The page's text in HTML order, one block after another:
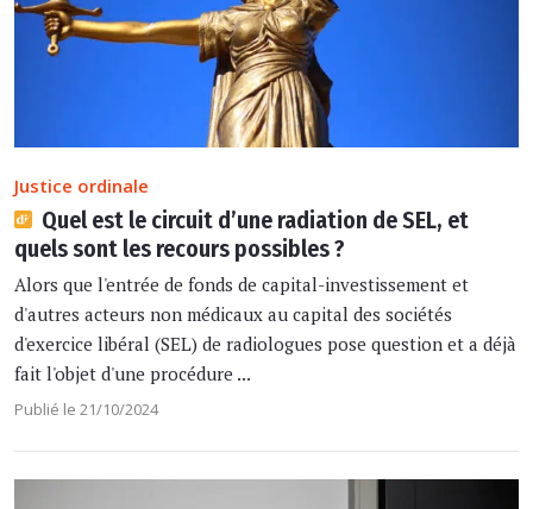
Justice ordinale
Quel est le circuit d’une radiation de SEL, et
quels sont les recours possibles ?
Alors que l'entrée de fonds de capital-investissement et
d'autres acteurs non médicaux au capital des sociétés
d'exercice libéral (SEL) de radiologues pose question et a déjà
fait l'objet d'une procédure ...
Publié le 21/10/2024